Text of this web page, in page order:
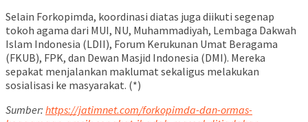
Selain Forkopimda, koordinasi diatas juga diikuti segenap
tokoh agama dari MUI, NU, Muhammadiyah, Lembaga Dakwah
Islam Indonesia (LDII), Forum Kerukunan Umat Beragama
(FKUB), FPK, dan Dewan Masjid Indonesia (DMI). Mereka
sepakat menjalankan maklumat sekaligus melakukan
sosialisasi ke masyarakat. (*)
Sumber: https://jatimnet.com/forkopimda-dan-ormas-